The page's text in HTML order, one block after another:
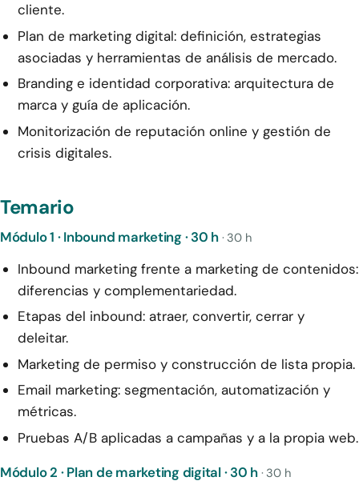
cliente.
Plan de marketing digital: definición, estrategias
asociadas y herramientas de análisis de mercado.
Branding e identidad corporativa: arquitectura de
marca y guía de aplicación.
Monitorización de reputación online y gestión de
crisis digitales.
Temario
Módulo 1 · Inbound marketing · 30 h · 30 h
Inbound marketing frente a marketing de contenidos:
diferencias y complementariedad.
Etapas del inbound: atraer, convertir, cerrar y
deleitar.
Marketing de permiso y construcción de lista propia.
Email marketing: segmentación, automatización y
métricas.
Pruebas A/B aplicadas a campañas y a la propia web.
Módulo 2 · Plan de marketing digital · 30 h · 30 h